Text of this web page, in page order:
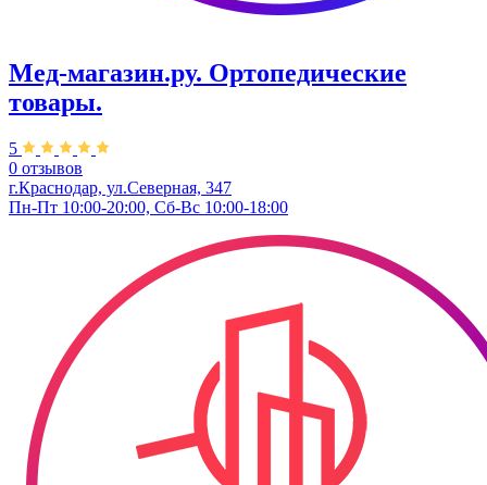
Мед-магазин.ру. Ортопедические
товары.
5
0 отзывов
г.Краснодар, ул.​Северная, 347
Пн-Пт 10:00-20:00, Сб-Вс 10:00-18:00